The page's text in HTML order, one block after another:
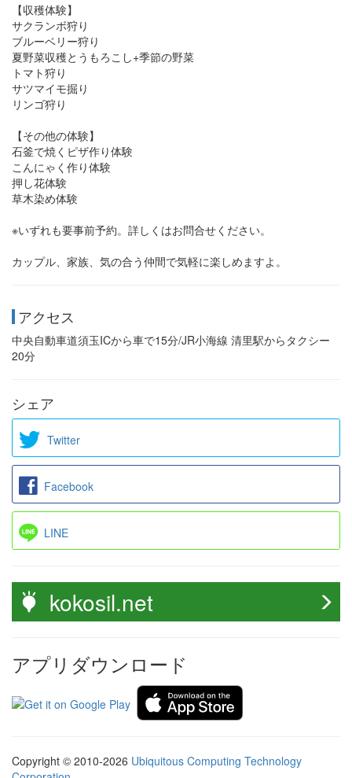
【収穫体験】
サクランボ狩り
ブルーベリー狩り
夏野菜収穫とうもろこし+季節の野菜
トマト狩り
サツマイモ掘り
リンゴ狩り
【その他の体験】
石釜で焼くピザ作り体験
こんにゃく作り体験
押し花体験
草木染め体験
※いずれも要事前予約。詳しくはお問合せください。
カップル、家族、気の合う仲間で気軽に楽しめますよ。
アクセス
中央自動車道須玉ICから車で15分/JR小海線 清里駅からタクシー
20分
シェア
Twitter
Facebook
LINE
kokosil.net
アプリダウンロード
Copyright © 2010-2026 Ubiquitous Computing Technology